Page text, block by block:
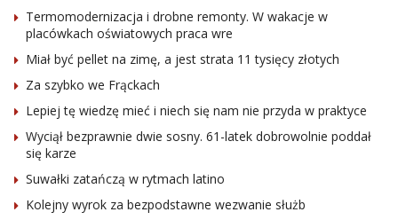
Termomodernizacja i drobne remonty. W wakacje w
placówkach oświatowych praca wre
Miał być pellet na zimę, a jest strata 11 tysięcy złotych
Za szybko we Frąckach
Lepiej tę wiedzę mieć i niech się nam nie przyda w praktyce
Wyciął bezprawnie dwie sosny. 61-latek dobrowolnie poddał
się karze
Suwałki zatańczą w rytmach latino
Kolejny wyrok za bezpodstawne wezwanie służb